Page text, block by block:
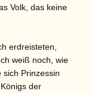
Volk, das keine
erdreisteten,
weiß noch, wie
Prinzessin
der